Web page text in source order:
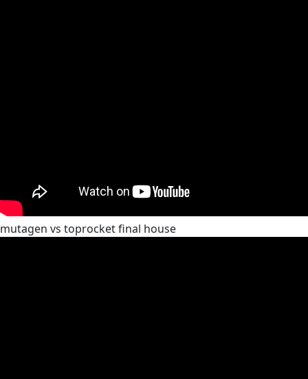
mutagen vs toprocket final house